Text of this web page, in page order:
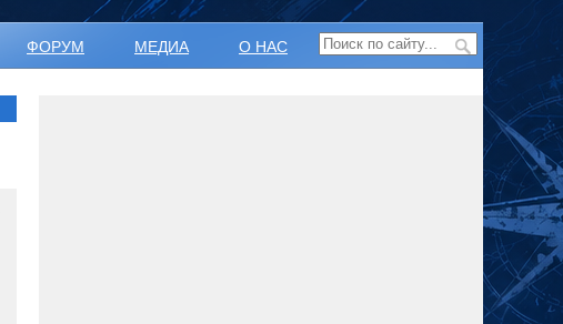
ФОРУМ МЕДИА О НАС